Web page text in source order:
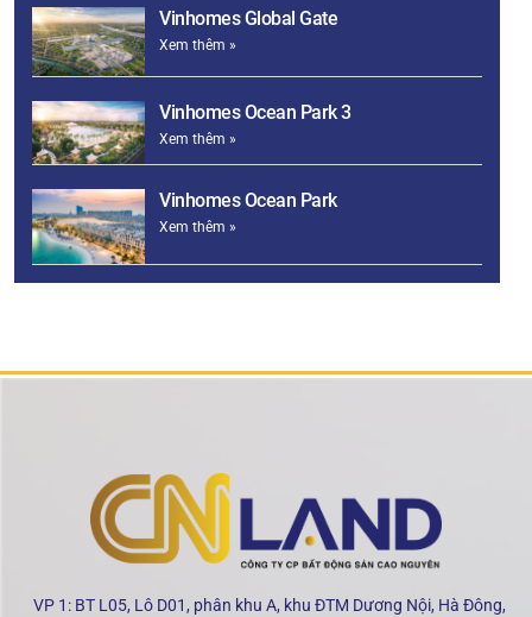
Vinhomes Global Gate
Xem thêm »
Vinhomes Ocean Park 3
Xem thêm »
Vinhomes Ocean Park
Xem thêm »
VP 1: BT L05, Lô D01, phân khu A, khu ĐTM Dương Nội, Hà Đông,